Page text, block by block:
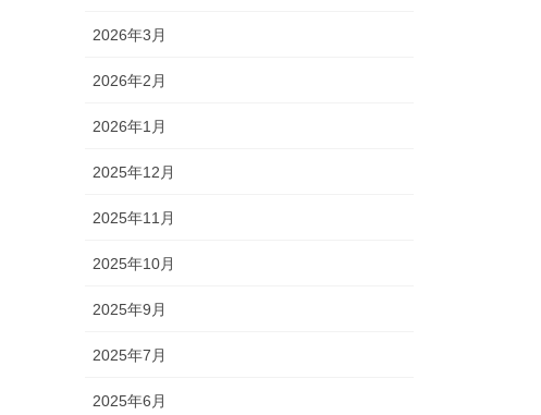
2026年3月
2026年2月
2026年1月
2025年12月
2025年11月
2025年10月
2025年9月
2025年7月
2025年6月